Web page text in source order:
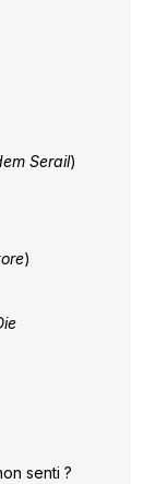
Serail)
)
senti ?